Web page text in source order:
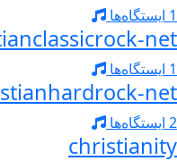
1 ایستگاه‌ها
net
1 ایستگاه‌ها
net
2 ایستگاه‌ها
christianity